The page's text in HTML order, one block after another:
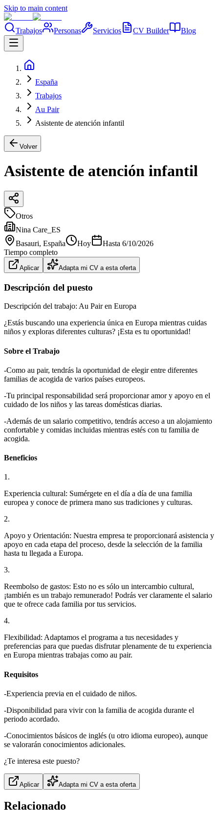
Skip to main content
Trabajos Personas Servicios CV Builder Blog
España
Trabajos
Au Pair
Asistente de atención infantil
Volver
Asistente de atención infantil
Otros
Nina Care_ES
Basauri, España Hoy Hasta 6/10/2026
Tiempo completo
Aplicar Adapta mi CV a esta oferta
Descripción del puesto
Descripción del trabajo: Au Pair en Europa
¿Estás buscando una experiencia única en Europa mientras cuidas
niños y exploras diferentes culturas? ¡Esta es tu oportunidad!
Sobre el Trabajo
-Como au pair, tendrás la oportunidad de elegir entre diferentes
familias de acogida de varios países europeos.
-Tu principal responsabilidad será proporcionar amor y apoyo en el
cuidado de los niños y las tareas domésticas diarias.
-Además de un salario competitivo, tendrás acceso a un alojamiento
confortable y comidas incluidas mientras estés con tu familia de
acogida.
Beneficios
1.
Experiencia cultural: Sumérgete en el día a día de una familia
europea y conoce de primera mano sus tradiciones y culturas.
2.
Apoyo y Orientación: Nuestra empresa te proporcionará asistencia y
apoyo en cada etapa del proceso, desde la selección de la familia
hasta tu llegada a Europa.
3.
Reembolso de gastos: Esto no es sólo un intercambio cultural,
¡también es un trabajo remunerado! Podrás ver claramente el salario
que te ofrece cada familia por tus servicios.
4.
Flexibilidad: Adaptamos el programa a tus necesidades y
preferencias para que puedas disfrutar plenamente de tu experiencia
en Europa mientras trabajas como au pair.
Requisitos
-Experiencia previa en el cuidado de niños.
-Disponibilidad para vivir con la familia de acogida durante el
periodo acordado.
-Conocimientos básicos de inglés (u otro idioma europeo), aunque
se valorarán conocimientos adicionales.
¿Te interesa este puesto?
Aplicar Adapta mi CV a esta oferta
Relacionado